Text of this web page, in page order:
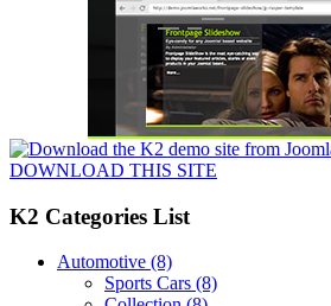
DOWNLOAD THIS SITE
K2 Categories List
Automotive (8)
Sports Cars (8)